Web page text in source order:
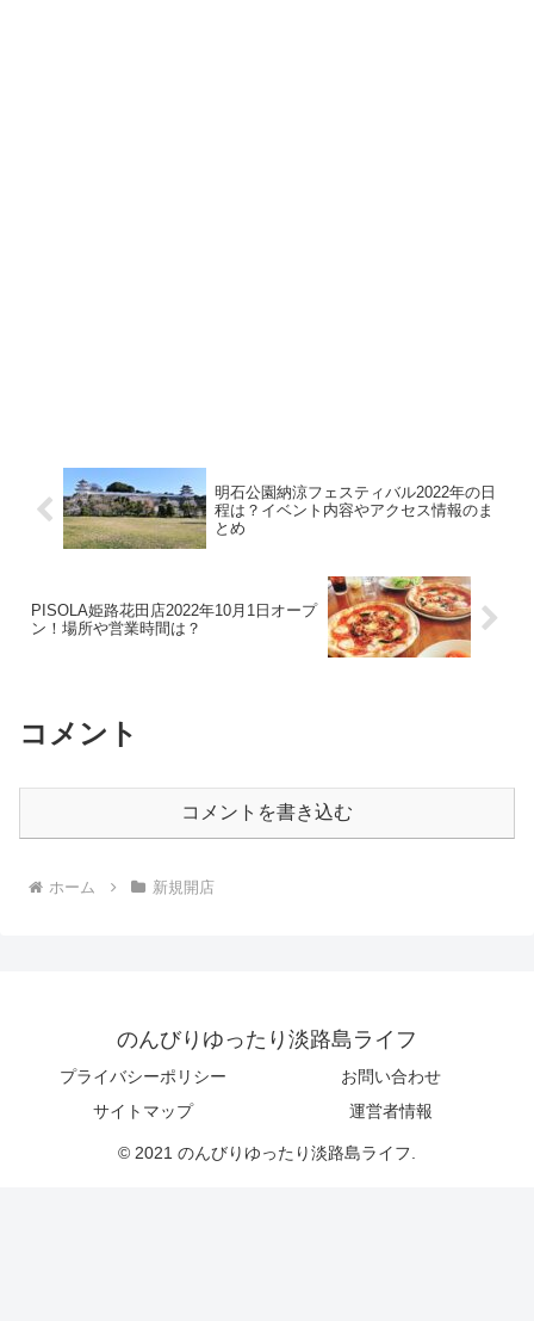
明石公園納涼フェスティバル2022年の日
程は？イベント内容やアクセス情報のま
とめ
PISOLA姫路花田店2022年10月1日オープ
ン！場所や営業時間は？
コメント
コメントを書き込む
ホーム 新規開店
のんびりゆったり淡路島ライフ
プライバシーポリシー
お問い合わせ
サイトマップ
運営者情報
© 2021 のんびりゆったり淡路島ライフ.